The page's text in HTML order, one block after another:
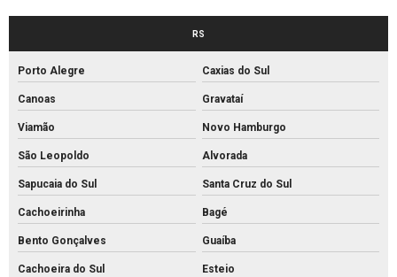
Empresa de piso intertravado
Empresa de tubos de concreto
Fabrica de artefatos de concreto
Fabrica de bloco de concreto estrutural
Fabrica de bloco intertravado
Fábrica de blocos de cimento
Fábrica de blocos de concreto
RS
Porto Alegre Caxias do Sul
Canoas Gravataí
Viamão Novo Hamburgo
São Leopoldo Alvorada
Sapucaia do Sul Santa Cruz do Sul
Cachoeirinha Bagé
Bento Gonçalves Guaíba
Cachoeira do Sul
Esteio